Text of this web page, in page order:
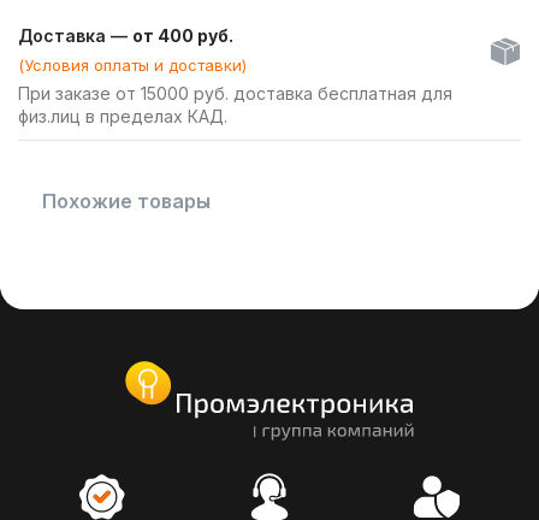
Доставка — от 400 руб.
(Условия оплаты и доставки)
При заказе от 15000 руб. доставка бесплатная для
физ.лиц в пределах КАД.
Похожие товары